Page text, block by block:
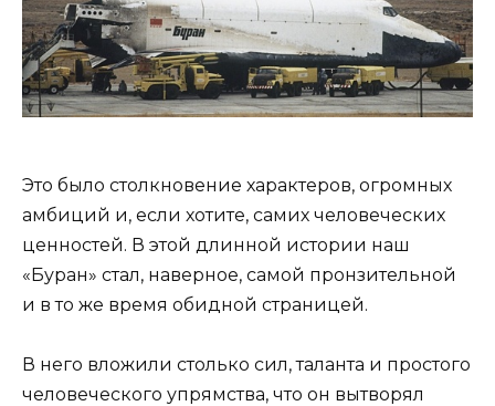
Это было столкновение характеров, огромных
амбиций и, если хотите, самих человеческих
ценностей. В этой длинной истории наш
«Буран» стал, наверное, самой пронзительной
и в то же время обидной страницей.
В него вложили столько сил, таланта и простого
человеческого упрямства, что он вытворял